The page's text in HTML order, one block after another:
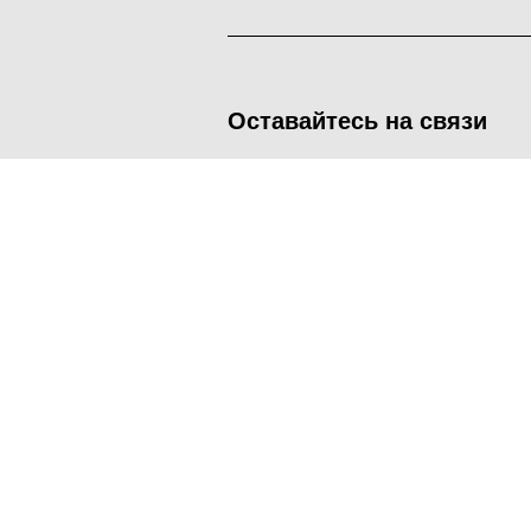
Оставайтесь на связи